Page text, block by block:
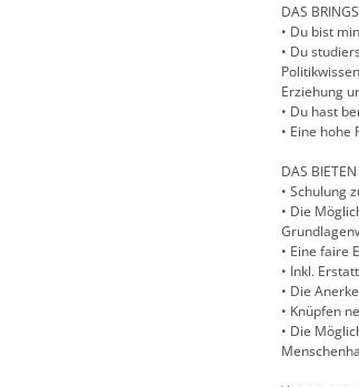
DAS
• Du bist
• Du
Erziehung
• Du hast
• Eine hohe
DAS
• Schulung
• Die
• Eine faire
• Inkl.
• Die
• Knüpfen
• Die